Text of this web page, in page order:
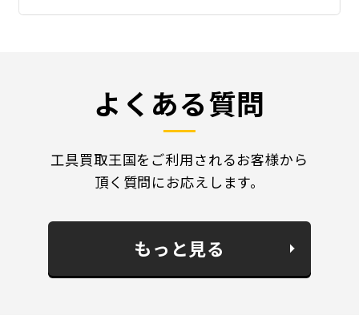
よくある質問
工具買取王国をご利用されるお客様から
頂く質問にお応えします。
もっと見る